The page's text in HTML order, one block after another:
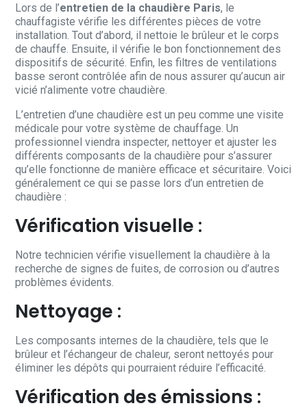
Lors de l’entretien de la chaudière Paris, le
chauffagiste vérifie les différentes pièces de votre
installation. Tout d’abord, il nettoie le brûleur et le corps
de chauffe. Ensuite, il vérifie le bon fonctionnement des
dispositifs de sécurité. Enfin, les filtres de ventilations
basse seront contrôlée afin de nous assurer qu’aucun air
vicié n’alimente votre chaudière.
L’entretien d’une chaudière est un peu comme une visite
médicale pour votre système de chauffage. Un
professionnel viendra inspecter, nettoyer et ajuster les
différents composants de la chaudière pour s’assurer
qu’elle fonctionne de manière efficace et sécuritaire. Voici
généralement ce qui se passe lors d’un entretien de
chaudière :
Vérification visuelle :
Notre technicien vérifie visuellement la chaudière à la
recherche de signes de fuites, de corrosion ou d’autres
problèmes évidents.
Nettoyage :
Les composants internes de la chaudière, tels que le
brûleur et l’échangeur de chaleur, seront nettoyés pour
éliminer les dépôts qui pourraient réduire l’efficacité.
Vérification des émissions :